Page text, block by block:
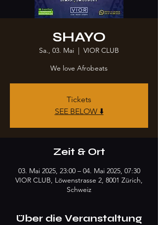
SHAYO
Sa., 03. Mai
  |
VIOR CLUB
We love Afrobeats
Tickets
SEE BELOW ⬇️
Zeit & Ort
03. Mai 2025, 23:00 – 04. Mai 2025, 07:30
VIOR CLUB, Löwenstrasse 2, 8001 Zürich,
Schweiz
Über die Veranstaltung